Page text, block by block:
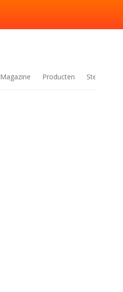
Magazine Producten Steden